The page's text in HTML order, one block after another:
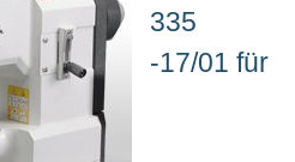
335
-17/01 für